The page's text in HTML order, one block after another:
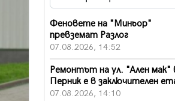
Феновете на "Миньор"
превземат Разлог
07.08.2026, 14:52
Ремонтът на ул. "Ален мак"
Перник е в заключителен
07.08.2026, 14:10